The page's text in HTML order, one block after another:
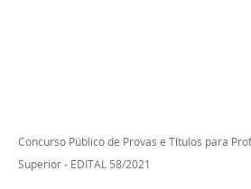
Concurso Público de Provas e Títulos para
Superior - EDITAL 58/2021